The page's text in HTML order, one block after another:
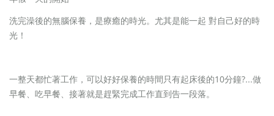
洗完澡後的無腦保養， 是療癒的時光。 尤其是能一起 對自己好的時
光！
一整天都忙著工作，可以好好保養的時間只有起床後的10分鐘?...做
早餐、吃早餐、接著就是趕緊完成工作直到告一段落。